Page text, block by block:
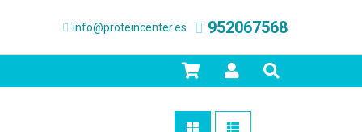
info@proteincenter.es 952067568